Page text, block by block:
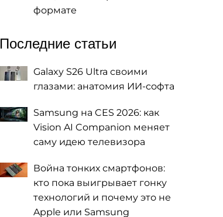
формате
Последние статьи
Galaxy S26 Ultra своими
глазами: анатомия ИИ-софта
Samsung на CES 2026: как
Vision AI Companion меняет
саму идею телевизора
Война тонких смартфонов:
кто пока выигрывает гонку
технологий и почему это не
Apple или Samsung